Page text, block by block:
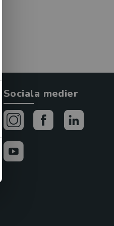
Sociala medier